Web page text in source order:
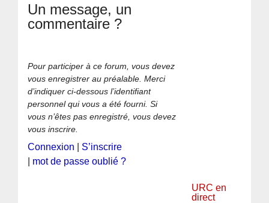
Un message, un
commentaire ?
Pour participer à ce forum, vous devez
vous enregistrer au préalable. Merci
d’indiquer ci-dessous l’identifiant
personnel qui vous a été fourni. Si
vous n’êtes pas enregistré, vous devez
vous inscrire.
Connexion
S’inscrire
mot de passe oublié ?
URC en
direct